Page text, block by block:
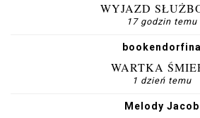
WYJAZD
17 godzin temu
bookendorfina
WARTKA
1 dzień temu
Melody Jacob